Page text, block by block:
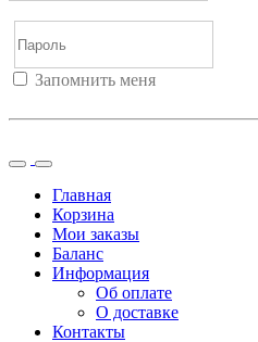
Запомнить меня
Главная
Корзина
Мои заказы
Баланс
Информация
Об оплате
О доставке
Контакты